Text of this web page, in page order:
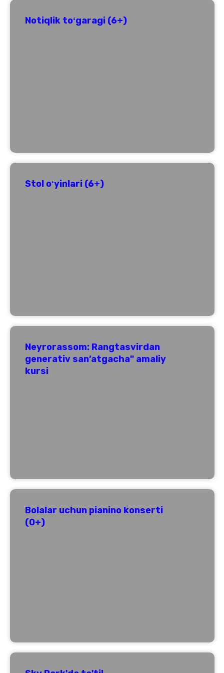
Notiqlik toʻgaragi (6+)
Stol oʻyinlari (6+)
Neyrorassom: Rangtasvirdan
generativ san’atgacha" amaliy
kursi
Bolalar uchun pianino konserti
(0+)